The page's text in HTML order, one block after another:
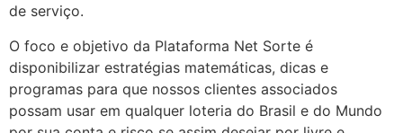
de serviço.
O foco e objetivo da Plataforma Net Sorte é
disponibilizar estratégias matemáticas, dicas e
programas para que nossos clientes associados
possam usar em qualquer loteria do Brasil e do Mundo